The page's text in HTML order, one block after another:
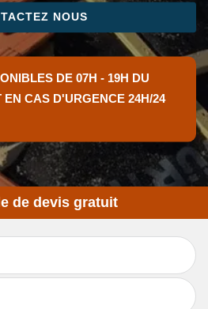
NOUS
DE 07H - 19H DU
CAS D'URGENCE 24H/24
de devis gratuit